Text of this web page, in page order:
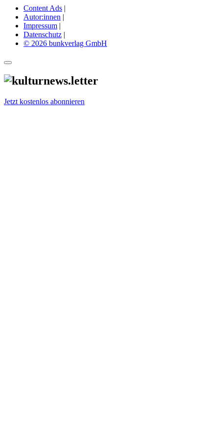
Content Ads |
Autor:innen |
Impressum |
Datenschutz |
© 2026 bunkverlag GmbH
Jetzt kostenlos abonnieren